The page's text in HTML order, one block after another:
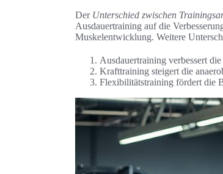
Der Unterschied zwischen
Ausdauertraining auf die
Muskelentwicklung. Weitere
Ausdauertraining verbessert
Krafttraining steigert die
Flexibilitätstraining fördert die